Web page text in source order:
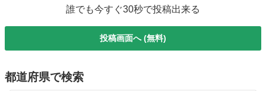
誰でも今すぐ30秒で投稿出来る
投稿画面へ (無料)
都道府県で検索